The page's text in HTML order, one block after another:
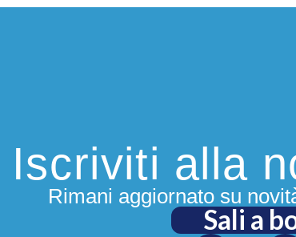
Iscriviti alla
Rimani aggiornato su
Sali a